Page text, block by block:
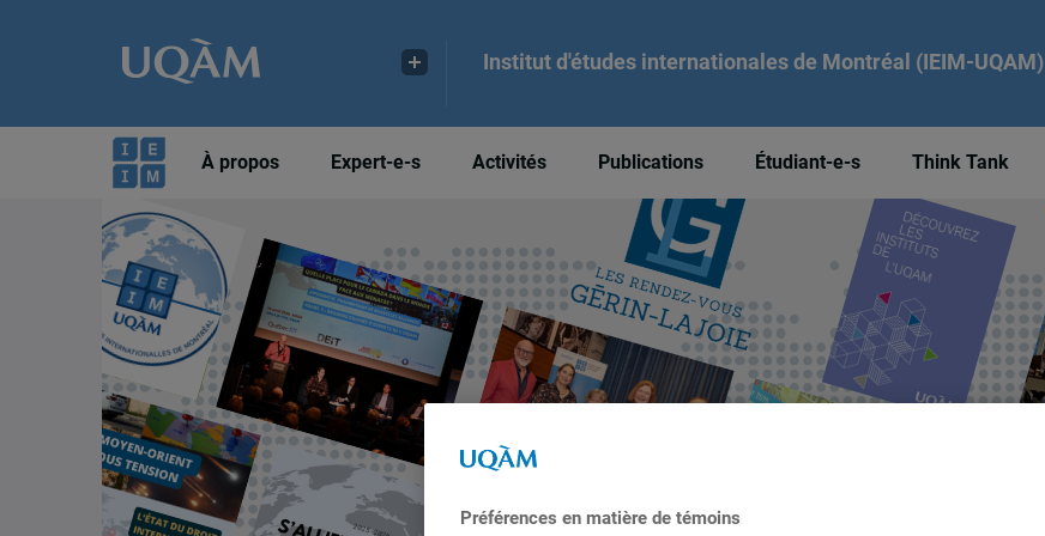
Institut d'études internationales de Montréal (IEIM-UQAM)
À propos Expert-e-s Activités Publications Étudiant-e-s Think Tank
Préférences en matière de témoins